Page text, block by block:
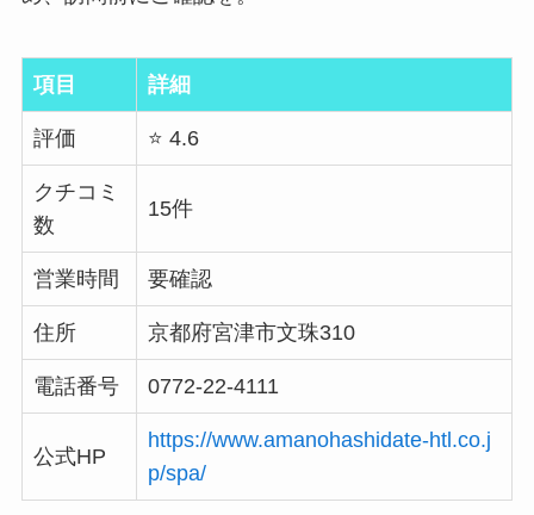
項目 詳細
評価 ⭐ 4.6
クチコミ
数
15件
営業時間 要確認
住所 京都府宮津市文珠310
電話番号 0772-22-4111
公式HP
https://www.amanohashidate-htl.co.j
p/spa/